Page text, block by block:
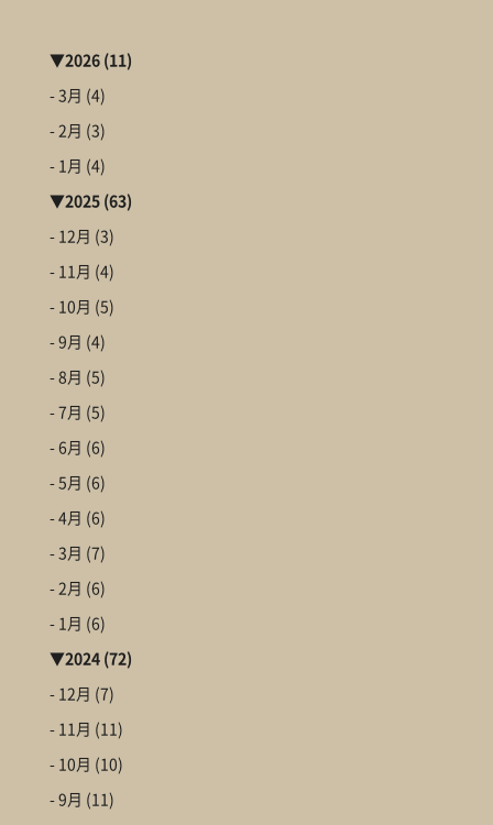
▼2026(11)
- 3月 (4)
- 2月 (3)
- 1月 (4)
▼2025(63)
- 12月 (3)
- 11月 (4)
- 10月 (5)
- 9月 (4)
- 8月 (5)
- 7月 (5)
- 6月 (6)
- 5月 (6)
- 4月 (6)
- 3月 (7)
- 2月 (6)
- 1月 (6)
▼2024(72)
- 12月 (7)
- 11月 (11)
- 10月 (10)
- 9月 (11)